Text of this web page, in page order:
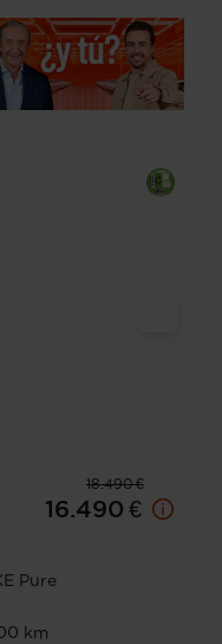
18.490 €
16.490 €
Pure
km